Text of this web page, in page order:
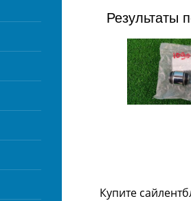
Результаты
Купите